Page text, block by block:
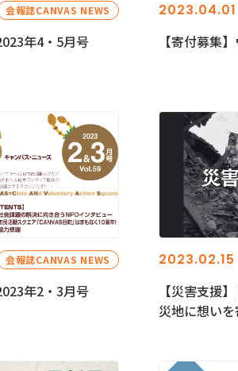
会報誌CANVAS NEWS
年4・5月号
2023.04.01
【寄付募集
会報誌CANVAS NEWS
年2・3月号
2023.02.15
【災害支援
災地に想い